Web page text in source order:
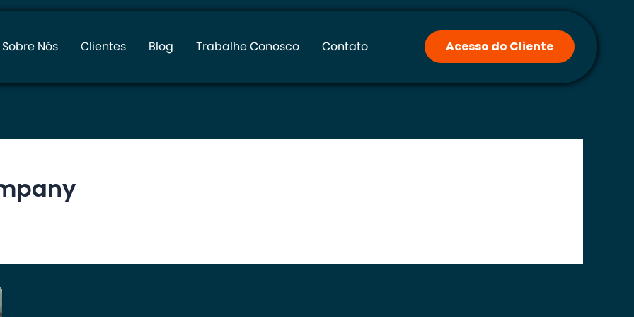
Sobre Nós Clientes Blog Trabalhe Conosco Contato Acesso do Cliente